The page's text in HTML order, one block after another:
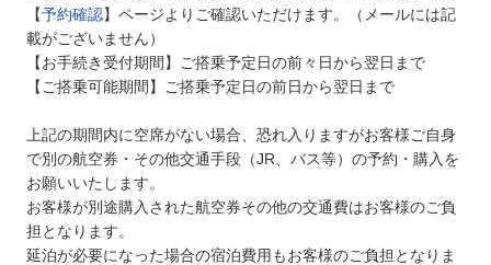
【予約確認】ページよりご確認いただけます。（メールには記
載がございません）
【お手続き受付期間】ご搭乗予定日の前々日から翌日まで
【ご搭乗可能期間】ご搭乗予定日の前日から翌日まで
上記の期間内に空席がない場合、恐れ入りますがお客様ご自身
で別の航空券・その他交通手段（JR、バス等）の予約・購入を
お願いいたします。
お客様が別途購入された航空券その他の交通費はお客様のご負
担となります。
延泊が必要になった場合の宿泊費用もお客様のご負担となりま